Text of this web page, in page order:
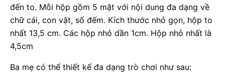
đến to. Mỗi hộp gồm 5 mặt với nội dung đa dạng về
chữ cái, con vật, số đếm. Kích thước nhỏ gọn, hộp to
nhất 13,5 cm. Các hộp nhỏ dần 1cm. Hộp nhỏ nhất là
4,5cm
Ba mẹ có thể thiết kế đa dạng trò chơi như sau: